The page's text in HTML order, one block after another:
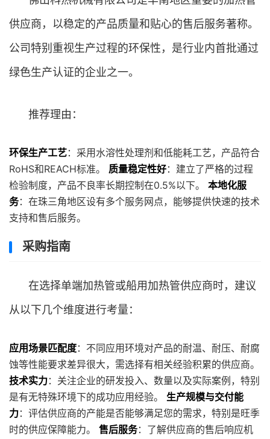
供应商，以稳定的产品质量和贴心的售后服务著称。
公司特别重视生产过程的环保性，是行业内首批通过
绿色生产认证的企业之一。
推荐理由：
环保生产工艺：采用水溶性处理剂和低能耗工艺，产品符合
RoHS和REACH标准。 质量稳定性好：建立了严格的过程
检验制度，产品不良率长期控制在0.5%以下。 本地化服
务：在珠三角地区设有多个服务网点，能够提供快速的技术
支持和售后服务。
采购指南
在选择单端加热管或船用加热管供应商时，建议
从以下几个维度进行考量：
应用场景匹配度：不同应用环境对产品的耐温、耐压、耐腐
蚀等性能要求差异很大，需选择有相关经验积累的供应商。
技术实力：关注企业的研发投入、数量以及实际案例，特别
是有无特殊环境下的成功应用经验。 生产规模与交付能
力：评估供应商的产能是否能够满足您的需求，特别是旺季
时的供应保障能力。 售后服务：了解供应商的售后响应机